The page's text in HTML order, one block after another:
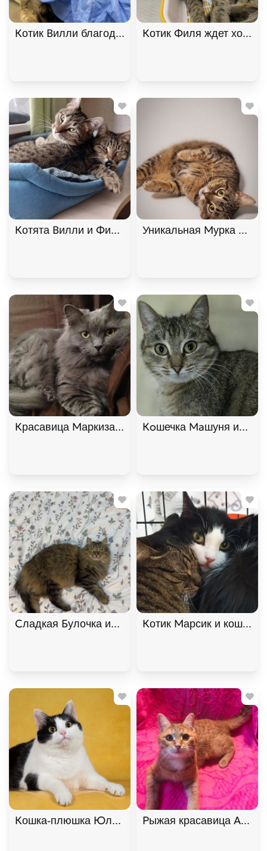
Котик Вилли благодарный и ласковый ищет
Котик Филя ждет
Котята Вилли и Филя ищут дом. В дар!, Табби,
Уникальная Мурка из
Красавица Маркиза ищет дом. В дар!,
Кoшечка Maшуня ищет
Сладкая Булочка ищет дом. В дар!, Мраморный,
Котик Марсик и
Кошка-плюшка Юла в добрые руки! В дар!,
Рыжая красавица